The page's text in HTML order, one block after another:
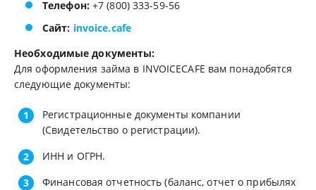
Телефон:+7 (800) 333-59-56
Сайт: invoice.cafe
Необходимые документы:
Для оформления займа в INVOICECAFE вам понадобятся
следующие документы:
Регистрационные документы компании
(Свидетельство о регистрации).
ИНН и ОГРН.
Финансовая отчетность (баланс, отчет о прибылях